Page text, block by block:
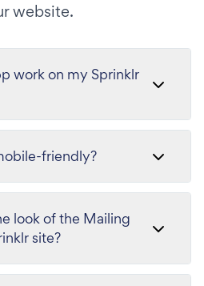
website.
work on my Sprinklr
friendly?
look of the Mailing
site?